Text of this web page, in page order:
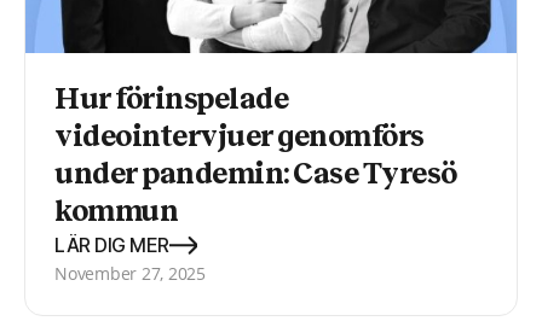
Hur förinspelade
videointervjuer genomförs
under pandemin: Case Tyresö
kommun
LÄR DIG MER
November 27, 2025